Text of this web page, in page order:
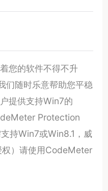
您的软件不得不升
们随时乐意帮助您平稳
提供支持Win7的
Protection
持Win7或Win8.1，威
）请使用CodeMeter